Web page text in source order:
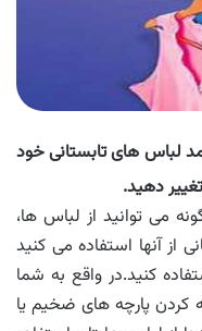
کمد لباس های تابستانی خود
دهید.
می توانید از لباس ها،
از آنها استفاده می کنید
کنید.در واقع به شما
کردن پارچه های ضخیم یا